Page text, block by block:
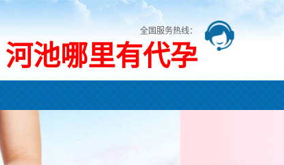
全国服务热线：
河池哪里有代孕